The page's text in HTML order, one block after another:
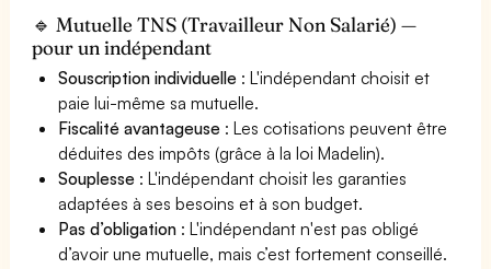
🔹 Mutuelle TNS (Travailleur Non Salarié) —
pour un indépendant
Souscription individuelle : L'indépendant choisit et
paie lui-même sa mutuelle.
Fiscalité avantageuse : Les cotisations peuvent être
déduites des impôts (grâce à la loi Madelin).
Souplesse : L'indépendant choisit les garanties
adaptées à ses besoins et à son budget.
Pas d’obligation : L'indépendant n'est pas obligé
d’avoir une mutuelle, mais c’est fortement conseillé.